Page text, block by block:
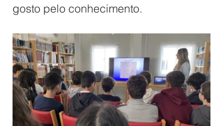
gosto pelo conhecimento.